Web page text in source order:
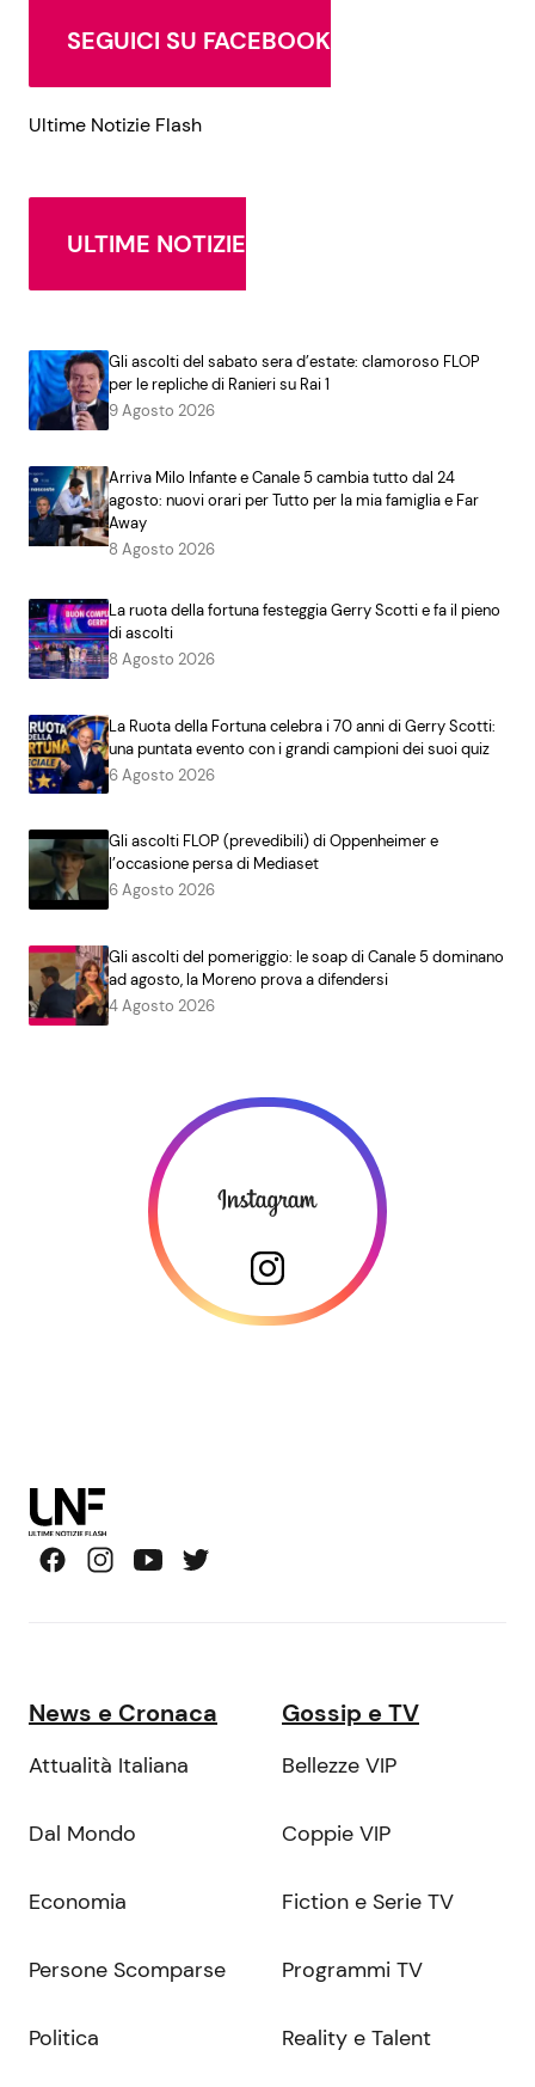
SEGUICI SU FACEBOOK
Ultime Notizie Flash
ULTIME NOTIZIE
Gli ascolti del sabato sera d’estate: clamoroso FLOP
per le repliche di Ranieri su Rai 1
9 Agosto 2026
Arriva Milo Infante e Canale 5 cambia tutto dal 24
agosto: nuovi orari per Tutto per la mia famiglia e Far
Away
8 Agosto 2026
La ruota della fortuna festeggia Gerry Scotti e fa il pieno
di ascolti
8 Agosto 2026
La Ruota della Fortuna celebra i 70 anni di Gerry Scotti:
una puntata evento con i grandi campioni dei suoi quiz
6 Agosto 2026
Gli ascolti FLOP (prevedibili) di Oppenheimer e
l’occasione persa di Mediaset
6 Agosto 2026
Gli ascolti del pomeriggio: le soap di Canale 5 dominano
ad agosto, la Moreno prova a difendersi
4 Agosto 2026
News e Cronaca
Attualità Italiana
Dal Mondo
Economia
Persone Scomparse
Politica
Gossip e TV
Bellezze VIP
Coppie VIP
Fiction e Serie TV
Programmi TV
Reality e Talent